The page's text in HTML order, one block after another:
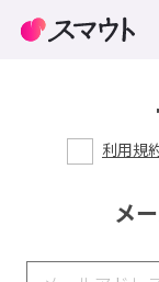
利用規
メ